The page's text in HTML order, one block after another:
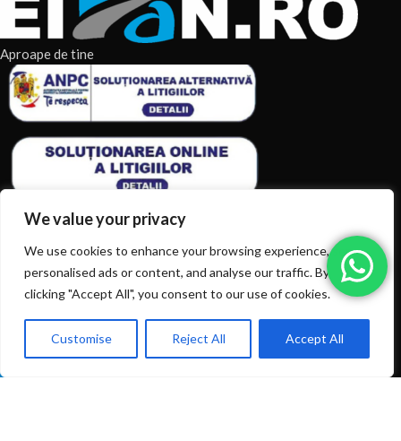
We value your privacy
We use cookies to enhance your browsing experience, serve
personalised ads or content, and analyse our traffic. By
clicking "Accept All", you consent to our use of cookies.
Customise Reject All Accept All
Ai intrebări? Sună la: +40720366616
Aproape de tine
ARTICOLE RECENTE
TERMENI & CONDITII
CATEGORII DE PRODUSE
0